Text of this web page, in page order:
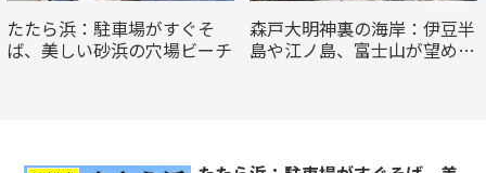
たたら浜：駐車場がすぐそ
ば、美しい砂浜の穴場ビーチ
森戸大明神裏の海岸：伊豆半
島や江ノ島、富士山が望める